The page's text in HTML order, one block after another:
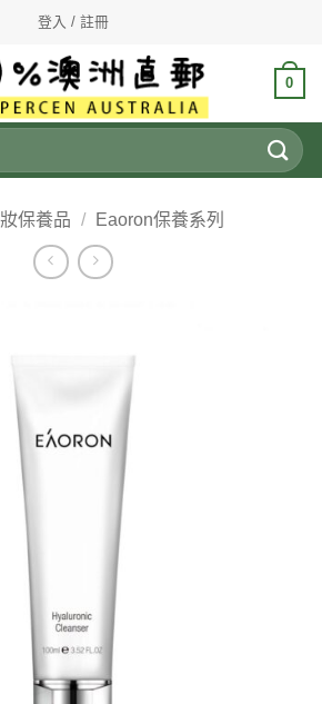
登入 / 註冊
0
保養品 / Eaoron保養系列